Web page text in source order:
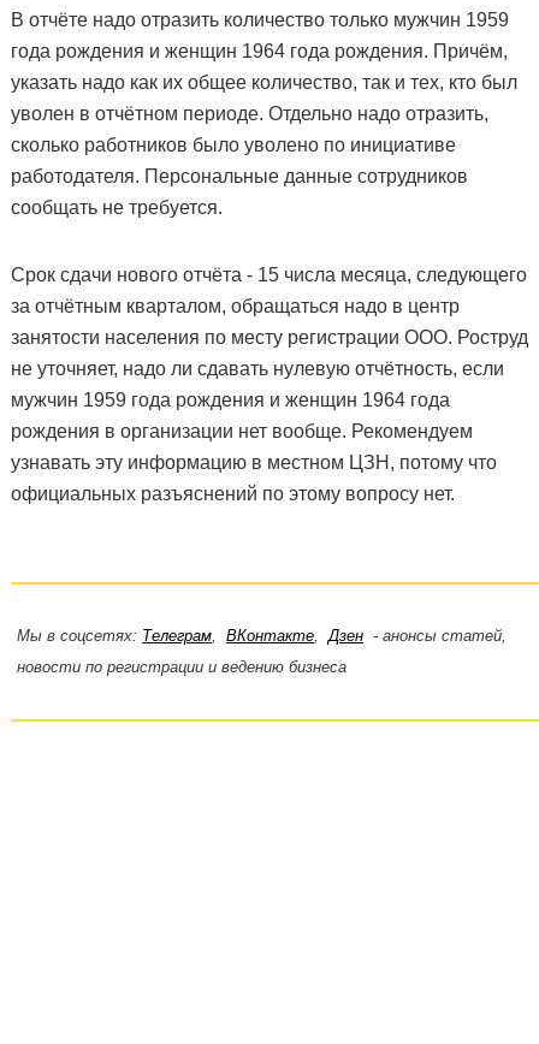
В отчёте надо отразить количество только мужчин 1959
года рождения и женщин 1964 года рождения. Причём,
указать надо как их общее количество, так и тех, кто был
уволен в отчётном периоде. Отдельно надо отразить,
сколько работников было уволено по инициативе
работодателя. Персональные данные сотрудников
сообщать не требуется.
Срок сдачи нового отчёта - 15 числа месяца, следующего
за отчётным кварталом, обращаться надо в центр
занятости населения по месту регистрации ООО. Роструд
не уточняет, надо ли сдавать нулевую отчётность, если
мужчин 1959 года рождения и женщин 1964 года
рождения в организации нет вообще. Рекомендуем
узнавать эту информацию в местном ЦЗН, потому что
официальных разъяснений по этому вопросу нет.
Мы в соцсетях: Телеграм, ВКонтакте,Дзен- анонсы статей,
новости по регистрации и ведению бизнеса